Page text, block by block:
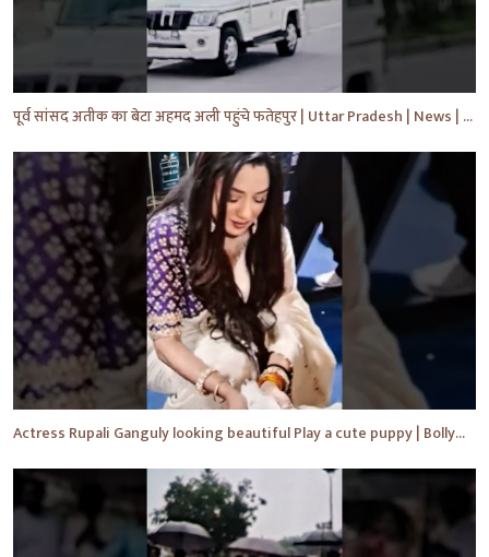
पूर्व सांसद अतीक का बेटा अहमद अली पहुंचे फतेहपुर | Uttar Pradesh | News | #shorts #yt #news #upnews
Actress Rupali Ganguly looking beautiful Play a cute puppy | Bollywood | Bollywood News #shorts #yt